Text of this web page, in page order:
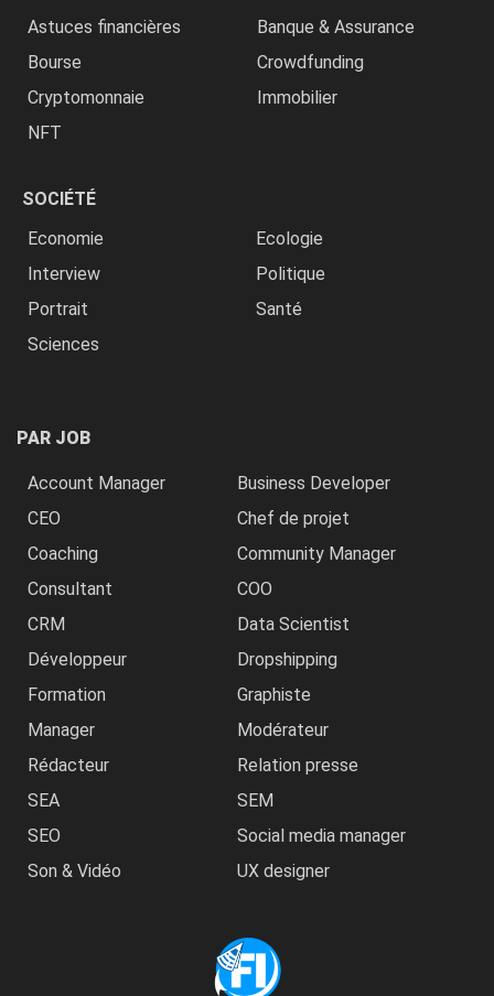
Astuces financières
Banque & Assurance
Bourse
Crowdfunding
Cryptomonnaie
Immobilier
NFT
SOCIÉTÉ
Economie
Ecologie
Interview
Politique
Portrait
Santé
Sciences
PAR JOB
Account Manager
Business Developer
CEO
Chef de projet
Coaching
Community Manager
Consultant
COO
CRM
Data Scientist
Développeur
Dropshipping
Formation
Graphiste
Manager
Modérateur
Rédacteur
Relation presse
SEA
SEM
SEO
Social media manager
Son & Vidéo
UX designer